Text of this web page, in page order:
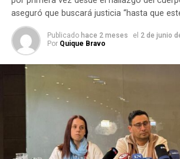
aseguró que buscará justicia “hasta que
Publicado hace 2 meses el 2 de junio
Por Quique Bravo